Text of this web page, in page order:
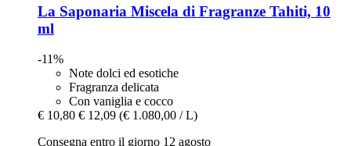
La Saponaria Miscela di Fragranze Tahiti, 10
ml
-11%
Note dolci ed esotiche
Fragranza delicata
Con vaniglia e cocco
€ 10,80 € 12,09 (€ 1.080,00 / L)
Consegna entro il giorno 12 agosto